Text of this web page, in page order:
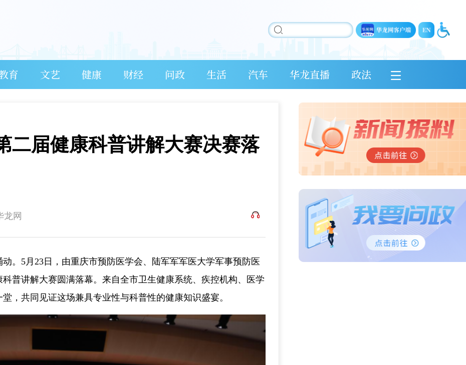
育 文艺 健康 财经 问政 生活 汽车 华龙直播 政法
二届健康科普讲解大赛决赛落
龙网
。5月23日，由重庆市预防医学会、陆军军军医大学军事预防医
普讲解大赛圆满落幕。来自全市卫生健康系统、疾控机构、医学
，共同见证这场兼具专业性与科普性的健康知识盛宴。